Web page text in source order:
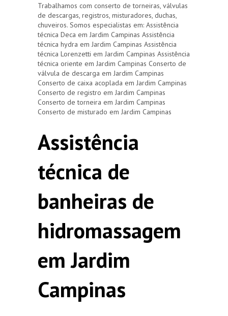
Trabalhamos com conserto de torneiras, válvulas
de descargas, registros, misturadores, duchas,
chuveiros. Somos especialistas em: Assistência
técnica Deca em Jardim Campinas Assistência
técnica hydra em Jardim Campinas Assistência
técnica Lorenzetti em Jardim Campinas Assistência
técnica oriente em Jardim Campinas Conserto de
válvula de descarga em Jardim Campinas
Conserto de caixa acoplada em Jardim Campinas
Conserto de registro em Jardim Campinas
Conserto de torneira em Jardim Campinas
Conserto de misturado em Jardim Campinas
Assistência
técnica de
banheiras de
hidromassagem
em Jardim
Campinas